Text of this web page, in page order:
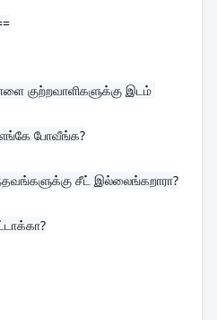
குற்றவாளிகளுக்கு இடம்
போவீங்க?
சீட் இல்லைங்கறாரா?